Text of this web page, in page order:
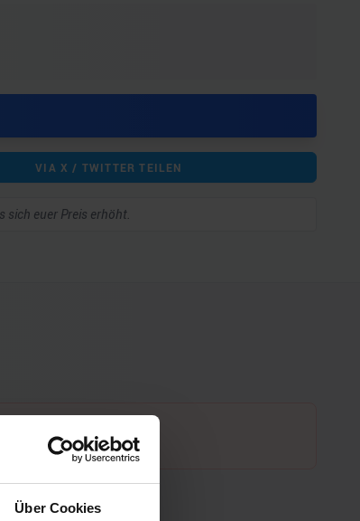
Über Cookies
VIA X / TWITTER TEILEN
sich euer Preis erhöht.